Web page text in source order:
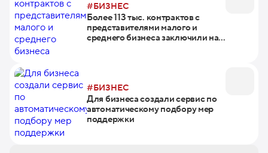
#БИЗНЕС
Более 113 тыс. контрактов с
представителями малого и
среднего бизнеса заключили на
#БИЗНЕС
Для бизнеса создали сервис по
автоматическому подбору мер
поддержки